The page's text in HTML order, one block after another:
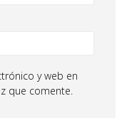
y web en
que comente.